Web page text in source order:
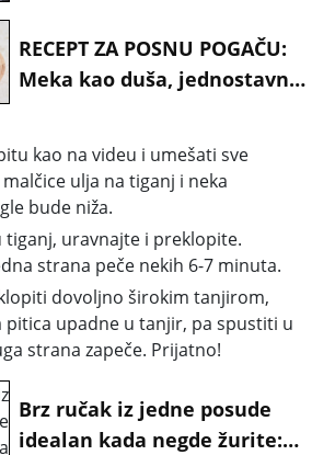
RECEPT ZA POSNU POGAČU:
Meka kao duša, jednostavna
oduševiti
kao na videu i umešati sve
ulja na tiganj i neka
bude niža.
tiganj, uravnajte i preklopite.
strana peče nekih 6-7 minuta.
dovoljno širokim tanjirom,
upadne u tanjir, pa spustiti u
strana zapeče. Prijatno!
Brz ručak iz jedne posude
idealan kada negde žurite: